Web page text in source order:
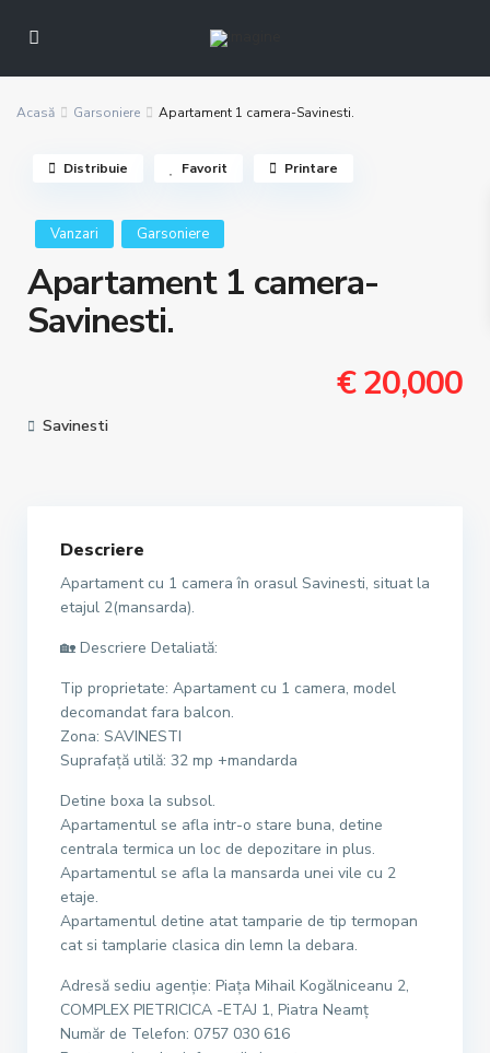
Acasă Garsoniere Apartament 1 camera-Savinesti.
Vanzari Garsoniere
Apartament 1 camera-
Savinesti.
€ 20,000
Savinesti
Distribuie Favorit Printare
Descriere
Apartament cu 1 camera în orasul Savinesti, situat la
etajul 2(mansarda).
🏡 Descriere Detaliată:
Tip proprietate: Apartament cu 1 camera, model
decomandat fara balcon.
Zona: SAVINESTI
Suprafață utilă: 32 mp +mandarda
Detine boxa la subsol.
Apartamentul se afla intr-o stare buna, detine
centrala termica un loc de depozitare in plus.
Apartamentul se afla la mansarda unei vile cu 2
etaje.
Apartamentul detine atat tamparie de tip termopan
cat si tamplarie clasica din lemn la debara.
Adresă sediu agenție: Piața Mihail Kogălniceanu 2,
COMPLEX PIETRICICA -ETAJ 1, Piatra Neamț
Număr de Telefon: 0757 030 616